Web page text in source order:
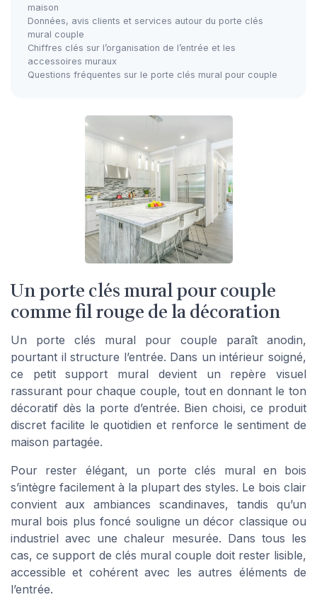
maison
Données, avis clients et services autour du porte clés
mural couple
Chiffres clés sur l’organisation de l’entrée et les
accessoires muraux
Questions fréquentes sur le porte clés mural pour couple
Un porte clés mural pour couple
comme fil rouge de la décoration
Un porte clés mural pour couple paraît anodin,
pourtant il structure l’entrée. Dans un intérieur soigné,
ce petit support mural devient un repère visuel
rassurant pour chaque couple, tout en donnant le ton
décoratif dès la porte d’entrée. Bien choisi, ce produit
discret facilite le quotidien et renforce le sentiment de
maison partagée.
Pour rester élégant, un porte clés mural en bois
s’intègre facilement à la plupart des styles. Le bois clair
convient aux ambiances scandinaves, tandis qu’un
mural bois plus foncé souligne un décor classique ou
industriel avec une chaleur mesurée. Dans tous les
cas, ce support de clés mural couple doit rester lisible,
accessible et cohérent avec les autres éléments de
l’entrée.